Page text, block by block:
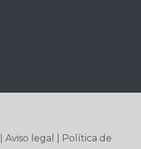
Aviso legal
Política de